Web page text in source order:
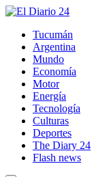
Tucumán
Argentina
Mundo
Economía
Motor
Energía
Tecnología
Culturas
Deportes
The Diary 24
Flash news